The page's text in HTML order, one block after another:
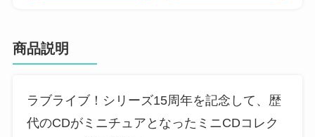
商品説明
ラブライブ！シリーズ15周年を記念して、歴
代のCDがミニチュアとなったミニCDコレク